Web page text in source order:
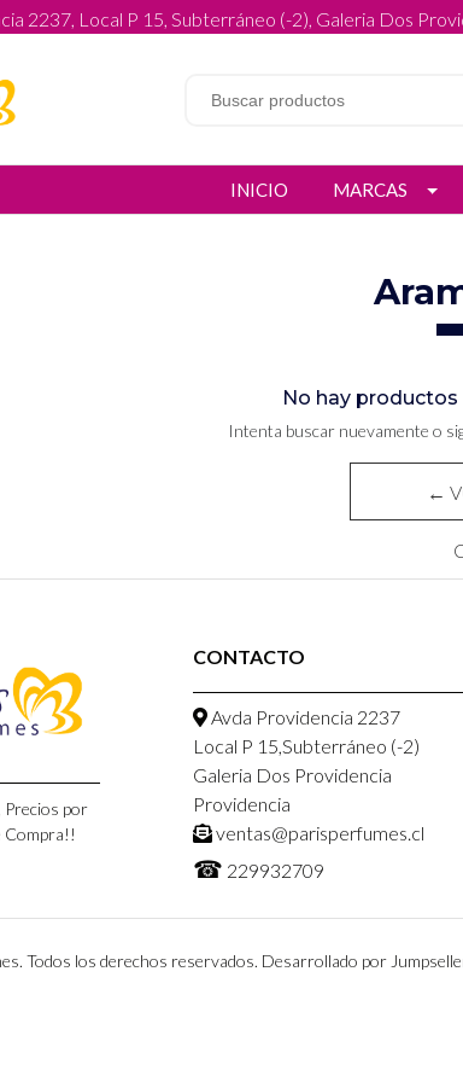
2237, Local P 15, Subterráneo (-2), Galeria Dos
INICIO MARCAS
No hay
Intenta buscar nuevamente o
←
Precios por
Compra!!
CONTACTO
Avda Providencia 2237
Local P 15,Subterráneo (-2)
Galeria Dos Providencia
Providencia
ventas@parisperfumes.cl
☎ 229932709
Todos los derechos reservados. Desarrollado por